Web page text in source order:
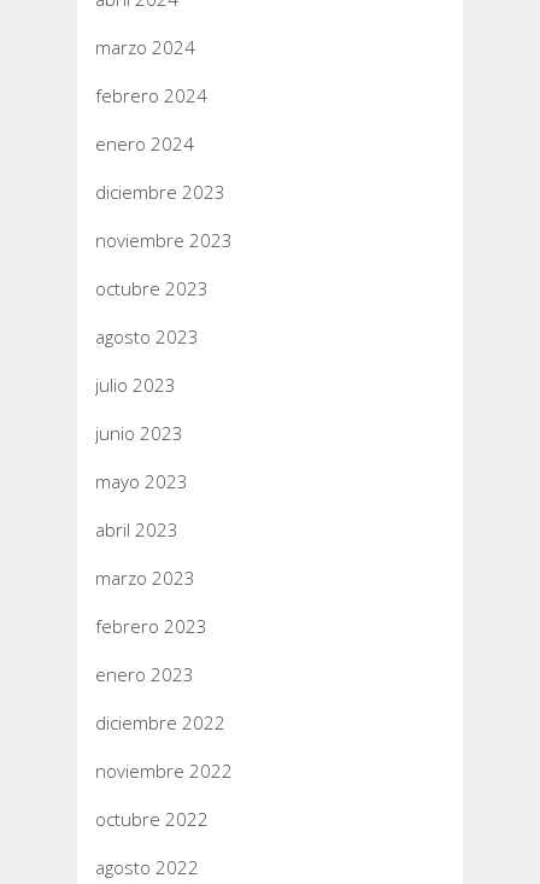
marzo 2024
febrero 2024
enero 2024
diciembre 2023
noviembre 2023
octubre 2023
agosto 2023
julio 2023
junio 2023
mayo 2023
abril 2023
marzo 2023
febrero 2023
enero 2023
diciembre 2022
noviembre 2022
octubre 2022
agosto 2022